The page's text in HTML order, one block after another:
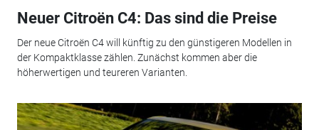
Neuer Citroën C4: Das sind die Preise
Der neue Citroën C4 will künftig zu den günstigeren Modellen in
der Kompaktklasse zählen. Zunächst kommen aber die
höherwertigen und teureren Varianten.